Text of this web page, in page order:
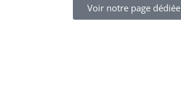
Voir notre page dédiée